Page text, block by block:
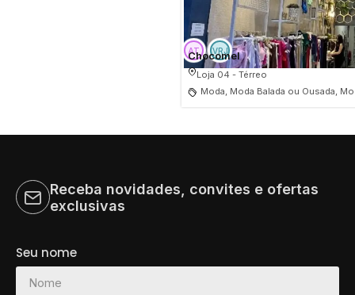
Chocomel
Loja 04 - Térreo
Moda, Moda Balada ou Ousada,
Receba novidades, convites e ofertas
exclusivas
Seu nome